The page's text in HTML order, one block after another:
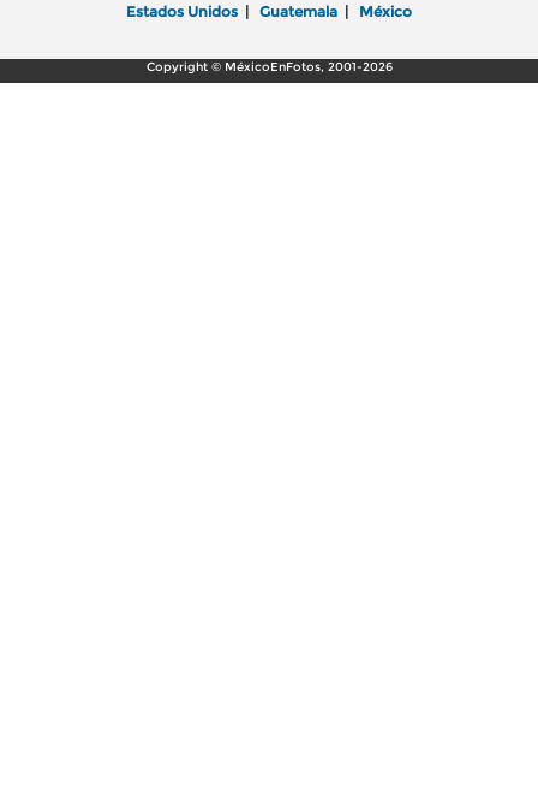
Estados Unidos | Guatemala | México
Copyright © MéxicoEnFotos, 2001-2026